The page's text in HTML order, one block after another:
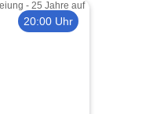
20:00 Uhr